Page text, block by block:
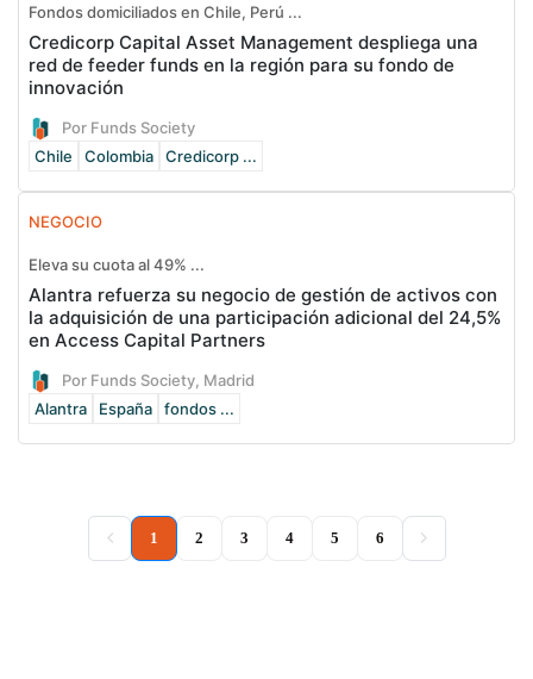
Fondos domiciliados en Chile, Perú ...
Credicorp Capital Asset Management despliega una
red de feeder funds en la región para su fondo de
innovación
Por Funds Society
Chile
Colombia Credicorp ...
NEGOCIO
Eleva su cuota al 49% ...
Alantra refuerza su negocio de gestión de activos con
la adquisición de una participación adicional del 24,5%
en Access Capital Partners
Por Funds Society, Madrid
Alantra
España fondos ...
1 (current)
2 3 4 5 6